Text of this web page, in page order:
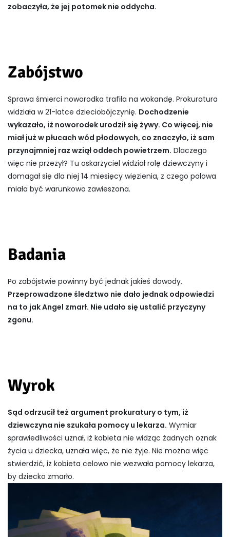
zobaczyła, że jej potomek nie oddycha.
Zabójstwo
Sprawa śmierci noworodka trafiła na wokandę. Prokuratura
widziała w 21-latce dzieciobójczynię. Dochodzenie
wykazało, iż noworodek urodził się żywy. Co więcej, nie
miał już w płucach wód płodowych, co znaczyło, iż sam
przynajmniej raz wziął oddech powietrzem. Dlaczego
więc nie przeżył? Tu oskarżyciel widział rolę dziewczyny i
domagał się dla niej 14 miesięcy więzienia, z czego połowa
miała być warunkowo zawieszona.
Badania
Po zabójstwie powinny być jednak jakieś dowody.
Przeprowadzone śledztwo nie dało jednak odpowiedzi
na to jak Angel zmarł. Nie udało się ustalić przyczyny
zgonu.
Wyrok
Sąd odrzucił też argument prokuratury o tym, iż
dziewczyna nie szukała pomocy u lekarza. Wymiar
sprawiedliwości uznał, iż kobieta nie widząc żadnych oznak
życia u dziecka, uznała więc, że nie żyje. Nie można więc
stwierdzić, iż kobieta celowo nie wezwała pomocy lekarza,
by dziecko zmarło.